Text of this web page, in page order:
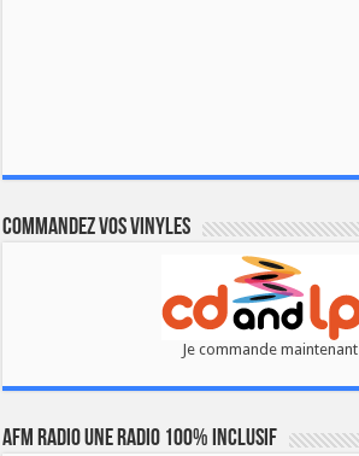
Commandez vos vinyles
Je commande maintenant
AFM RADIO UNE RADIO 100% INCLUSIF